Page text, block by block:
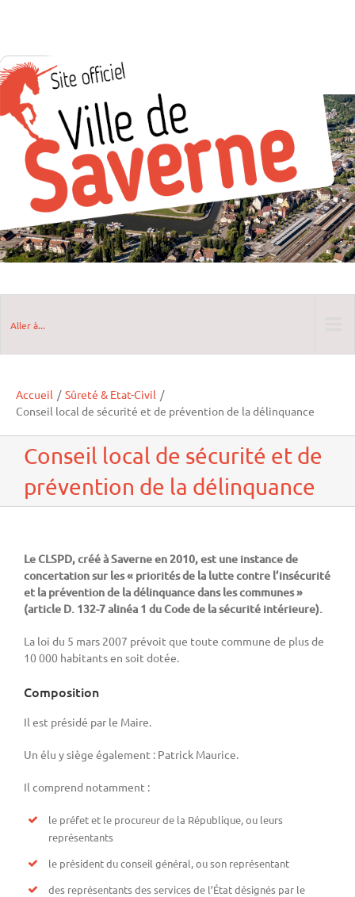
Aller à...
Accueil / Sûreté & Etat-Civil /
Conseil local de sécurité et de prévention de la délinquance
Conseil local de sécurité et de
prévention de la délinquance
Le CLSPD, créé à Saverne en 2010, est une instance de
concertation sur les « priorités de la lutte contre l’insécurité
et la prévention de la délinquance dans les communes »
(article D. 132-7 alinéa 1 du Code de la sécurité intérieure).
La loi du 5 mars 2007 prévoit que toute commune de plus de
10 000 habitants en soit dotée.
Composition
Il est présidé par le Maire.
Un élu y siège également : Patrick Maurice.
Il comprend notamment :
le préfet et le procureur de la République, ou leurs
représentants
le président du conseil général, ou son représentant
des représentants des services de l’État désignés par le